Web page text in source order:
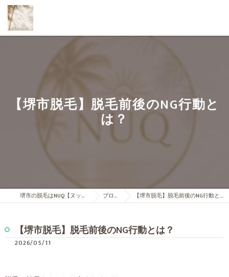
【堺市脱毛】脱毛前後のNG行動と
は？
堺市の脱毛はNUQ【ヌック】 ブログ 【堺市脱毛】脱毛前後のNG行動とは？
【堺市脱毛】脱毛前後のNG行動とは？
2026/05/11